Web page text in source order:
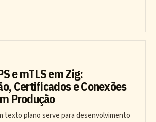
e mTLS em Zig:
Certificados e Conexões
Produção
texto plano serve para desenvolvimento